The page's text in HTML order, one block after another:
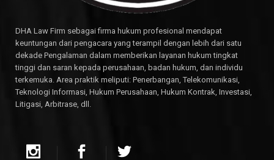
DHA Law Firm sebagai firma hukum profesional mendapat
keuntungan dari pengacara yang terampil dengan lebih dari satu
dekade Pengalaman dalam memberikan layanan hukum tingkat
tinggi dan saran kepada perusahaan, badan hukum, dan individu
terkemuka. Area praktik meliputi: Penerbangan, Telekomunikasi,
Teknologi Informasi, Hukum Perusahaan, Hukum Kontrak, Investasi,
Litigasi, Arbitrase, dll.